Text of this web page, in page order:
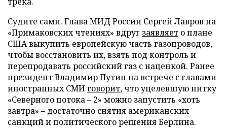
Судите сами. Глава МИД России Сергей Лавров на
«Примаковских чтениях» вдруг заявляет о плане
США выкупить европейскую часть газопроводов,
чтобы восстановить их, взять под контроль и
перепродавать российский газ с наценкой. Ранее
президент Владимир Путин на встрече с главами
иностранных СМИговорит, что уцелевшую нитку
«Северного потока – 2» можно запустить «хоть
завтра» – достаточно снятия американских
санкций и политического решения Берлина.